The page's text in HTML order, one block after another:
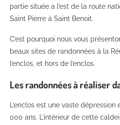
partie située a l’est de la route
Saint Pierre à Saint Benoit.
C’est pourquoi nous vous
beaux sites de randonnées à la
l’enclos, et hors de l’enclos.
Les randonnées à réaliser
L’enclos est une vaste
000 ans. L’intérieur de cette